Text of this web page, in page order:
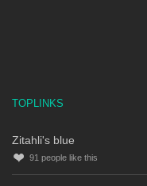
TOPLINKS
Zitahli's blue
91 people like this